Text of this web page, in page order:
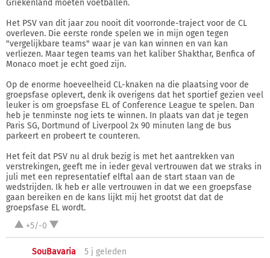
Griekenland moeten voetballen.
Het PSV van dit jaar zou nooit dit voorronde-traject voor de CL
overleven. Die eerste ronde spelen we in mijn ogen tegen
"vergelijkbare teams" waar je van kan winnen en van kan
verliezen. Maar tegen teams van het kaliber Shakthar, Benfica of
Monaco moet je echt goed zijn.
Op de enorme hoeveelheid CL-knaken na die plaatsing voor de
groepsfase oplevert, denk ik overigens dat het sportief gezien veel
leuker is om groepsfase EL of Conference League te spelen. Dan
heb je tenminste nog iets te winnen. In plaats van dat je tegen
Paris SG, Dortmund of Liverpool 2x 90 minuten lang de bus
parkeert en probeert te counteren.
Het feit dat PSV nu al druk bezig is met het aantrekken van
verstrekingen, geeft me in ieder geval vertrouwen dat we straks in
juli met een representatief elftal aan de start staan van de
wedstrijden. Ik heb er alle vertrouwen in dat we een groepsfase
gaan bereiken en de kans lijkt mij het grootst dat dat de
groepsfase EL wordt.
+5/-0
SouBavaria 5 j geleden